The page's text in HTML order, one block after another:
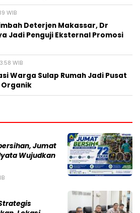
WIB
Deterjen Makassar, Dr
Jadi Penguji Eksternal Promosi
WIB
Warga Sulap Rumah Jadi Pusat
Organik
Jumat
Wujudkan